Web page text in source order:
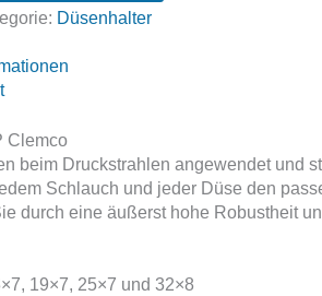
Düsenhalter
Clemco
beim Druckstrahlen angewendet und
Schlauch und jeder Düse den
durch eine äußerst hohe Robustheit
19×7, 25×7 und 32×8